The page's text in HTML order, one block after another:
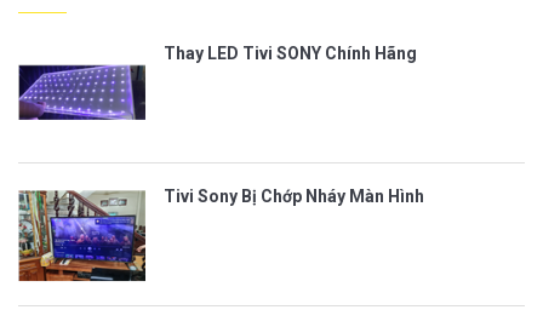
Thay LED Tivi SONY Chính Hãng
Tivi Sony Bị Chớp Nháy Màn Hình